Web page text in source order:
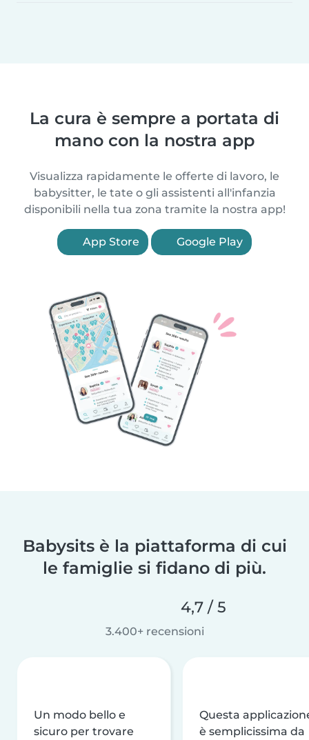
La cura è sempre a portata di
mano con la nostra app
Visualizza rapidamente le offerte di lavoro, le
babysitter, le tate o gli assistenti all'infanzia
disponibili nella tua zona tramite la nostra app!
App Store Google Play
Babysits è la piattaforma di cui
le famiglie si fidano di più.
4,7 / 5
3.400+ recensioni
Un modo bello e
sicuro per trovare
Questa
è semplicissima da